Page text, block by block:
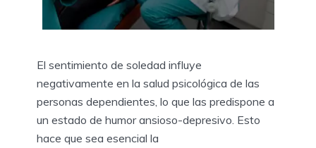
El sentimiento de soledad influye
negativamente en la salud psicológica de las
personas dependientes, lo que las predispone a
un estado de humor ansioso-depresivo. Esto
hace que sea esencial la